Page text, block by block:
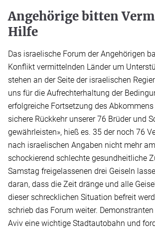
Angehörige bitten
Hilfe
Das israelische Forum der Angehörigen
Konflikt vermittelnden Länder um
stehen an der Seite der israelischen
uns für die Aufrechterhaltung der
erfolgreiche Fortsetzung des
sichere Rückkehr unserer 76 Brüder und
gewährleisten», hieß es. 35 der noch 76
nach israelischen Angaben nicht mehr
schockierend schlechte gesundheitliche
Samstag freigelassenen drei Geiseln
daran, dass die Zeit dränge und alle
dieser schrecklichen Situation befreit
schrieb das Forum weiter.
Aviv eine wichtige Stadtautobahn und